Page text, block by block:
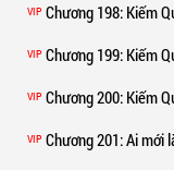
VIP Chương 198: Kiếm
VIP Chương 199: Kiếm
VIP Chương 200: Kiếm
VIP Chương 201: Ai mới